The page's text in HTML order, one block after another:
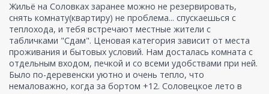
Жильё на Соловках заранее можно не резервировать,
снять комнату(квартиру) не проблема... спускаешься с
теплохода, и тебя встречают местные жители с
табличками "Сдам". Ценовая категория зависит от места
проживания и бытовых условий. Нам досталась комната с
отдельным входом, печкой и со всеми удобствами при ней.
Было по-деревенски уютно и очень тепло, что
немаловажно, когда за бортом +12. Соловецкое лето в